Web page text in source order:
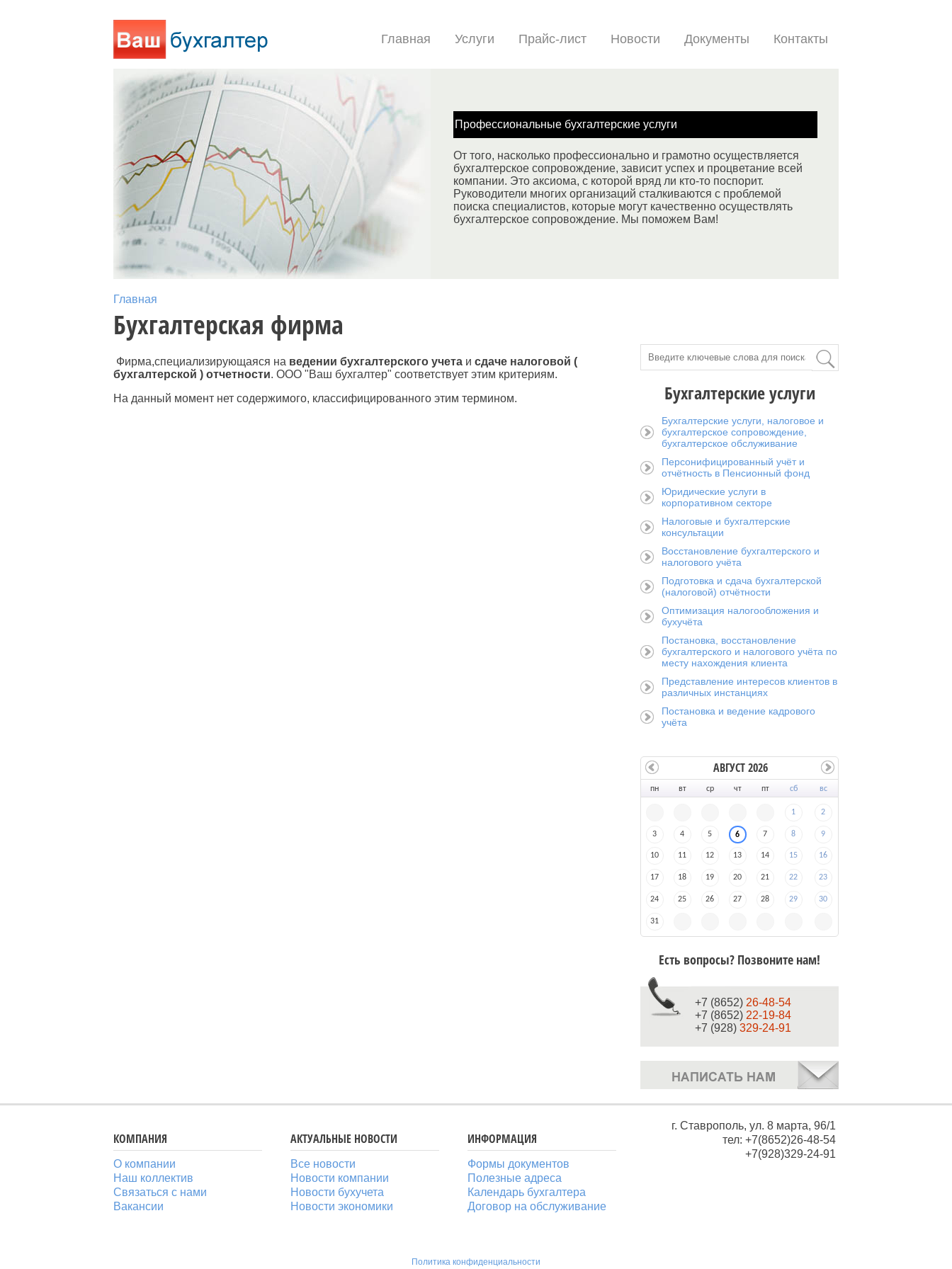
Главная Услуги Прайс-лист Новости Документы Контакты
Профессиональные бухгалтерские услуги
От того, насколько профессионально и грамотно осуществляется
бухгалтерское сопровождение, зависит успех и процветание всей
компании. Это аксиома, с которой вряд ли кто-то поспорит.
Руководители многих организаций сталкиваются с проблемой
поиска специалистов, которые могут качественно осуществлять
бухгалтерское сопровождение. Мы поможем Вам!
Главная
Бухгалтерская фирма
Фирма,специализирующаяся на ведении бухгалтерского учета и сдаче налоговой (
бухгалтерской ) отчетности. ООО "Ваш бухгалтер" соответствует этим критериям.
На данный момент нет содержимого, классифицированного этим термином.
Бухгалтерские услуги
Бухгалтерские услуги, налоговое и
бухгалтерское сопровождение,
бухгалтерское обслуживание
Персонифицированный учёт и
отчётность в Пенсионный фонд
Юридические услуги в
корпоративном секторе
Налоговые и бухгалтерские
консультации
Восстановление бухгалтерского и
налогового учёта
Подготовка и сдача бухгалтерской
(налоговой) отчётности
Оптимизация налогообложения и
бухучёта
Постановка, восстановление
бухгалтерского и налогового учёта по
месту нахождения клиента
Представление интересов клиентов в
различных инстанциях
Постановка и ведение кадрового
учёта
пн вт ср чт пт сб вс
1 2
3 4 5 6 7 8 9
10 11 12 13 14 15 16
17 18 19 20 21 22 23
24 25 26 27 28 29 30
31
АВГУСТ 2026
Есть вопросы? Позвоните нам!
+7 (8652) 26-48-54
+7 (8652) 22-19-84
+7 (928) 329-24-91
КОМПАНИЯ
О компании
Наш коллектив
Связаться с нами
Вакансии
АКТУАЛЬНЫЕ НОВОСТИ
Все новости
Новости компании
Новости бухучета
Новости экономики
ИНФОРМАЦИЯ
Формы документов
Полезные адреса
Календарь бухгалтера
Договор на обслуживание
г. Ставрополь, ул. 8 марта, 96/1
тел: +7(8652)26-48-54
+7(928)329-24-91
Политика конфиденциальности